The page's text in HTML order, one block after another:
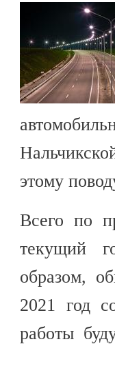
этому
Всего по
текущий
образом,
2021 год
работы